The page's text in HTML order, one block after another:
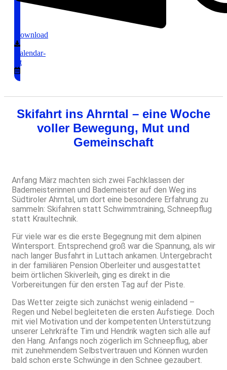
Download
Calendar-
alt
Skifahrt ins Ahrntal – eine Woche
voller Bewegung, Mut und
Gemeinschaft
Anfang März machten sich zwei Fachklassen der
Bademeisterinnen und Bademeister auf den Weg ins
Südtiroler Ahrntal, um dort eine besondere Erfahrung zu
sammeln: Skifahren statt Schwimmtraining, Schneepflug
statt Kraultechnik.
Für viele war es die erste Begegnung mit dem alpinen
Wintersport. Entsprechend groß war die Spannung, als wir
nach langer Busfahrt in Luttach ankamen. Untergebracht
in der familiären Pension Oberleiter und ausgestattet
beim örtlichen Skiverleih, ging es direkt in die
Vorbereitungen für den ersten Tag auf der Piste.
Das Wetter zeigte sich zunächst wenig einladend –
Regen und Nebel begleiteten die ersten Aufstiege. Doch
mit viel Motivation und der kompetenten Unterstützung
unserer Lehrkräfte Tim und Hendrik wagten sich alle auf
den Hang. Anfangs noch zögerlich im Schneepflug, aber
mit zunehmendem Selbstvertrauen und Können wurden
bald schon erste Schwünge in den Schnee gezaubert.